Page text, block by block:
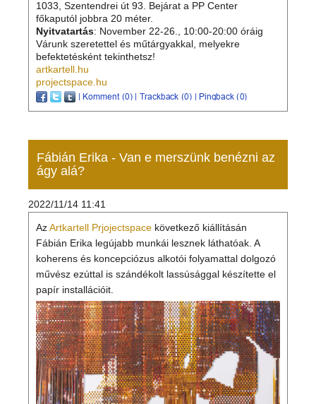
1033, Szentendrei út 93. Bejárat a PP Center
főkaputól jobbra 20 méter.
Nyitvatartás: November 22-26., 10:00-20:00 óráig
Várunk szeretettel és műtárgyakkal, melyekre
befektetésként tekinthetsz!
artkartell.hu
projectspace.hu
Fábián Erika - Van e merszünk benézni az
ágy alá?
2022/11/14 11:41
AzArtkartell Prjojectspace következő kiállításán
Fábián Erika legújabb munkái lesznek láthatóak. A
koherens és koncepciózus alkotói folyamattal dolgozó
művész ezúttal is szándékolt lassúsággal készítette el
papír installációit.